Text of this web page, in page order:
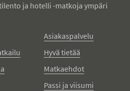
ja hotelli -matkoja ympäri
Asiakaspalvelu
Hyvä tietää
Matkaehdot
Passi ja viisumi